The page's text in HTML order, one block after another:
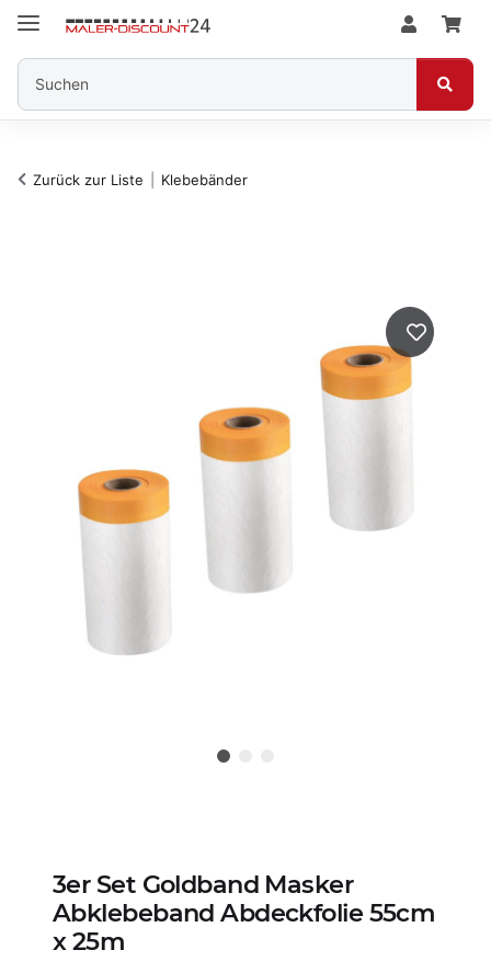
Zurück zur Liste Klebebänder
3er Set Goldband Masker
Abklebeband Abdeckfolie 55cm
x 25m